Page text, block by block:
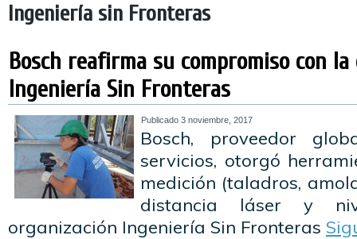
Ingeniería sin Fronteras
Bosch reafirma su compromiso con
Ingeniería Sin Fronteras
Publicado 3 noviembre, 2017
Bosch, proveedor
servicios, otorgó
medición (taladros,
distancia láser y
organización Ingeniería Sin Fronteras